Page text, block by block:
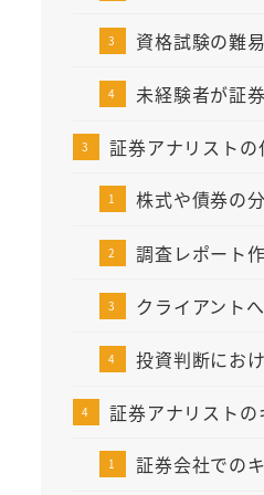
資格試験の難
未経験者が証
証券アナリスト
株式や債券の
調査レポート
クライアント
投資判断にお
証券アナリスト
証券会社での